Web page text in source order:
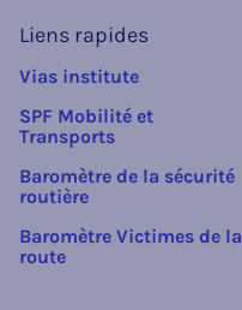
Liens rapides
Vias institute
SPF Mobilité et
Transports
Baromètre de la sécurité
routière
Baromètre Victimes de la
route